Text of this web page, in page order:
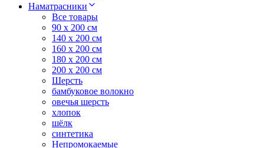
Наматрасники
Все товары
90 x 200 см
140 x 200 см
160 x 200 см
180 x 200 см
200 x 200 см
Шерсть
бамбуковое волокно
овечья шерсть
хлопок
шёлк
синтетика
Непромокаемые